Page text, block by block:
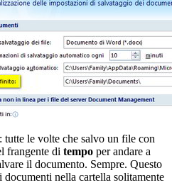
tutte le volte che salvo un file con
frangente di tempo per andare a
il documento. Sempre. Questo
nella cartella solitamente